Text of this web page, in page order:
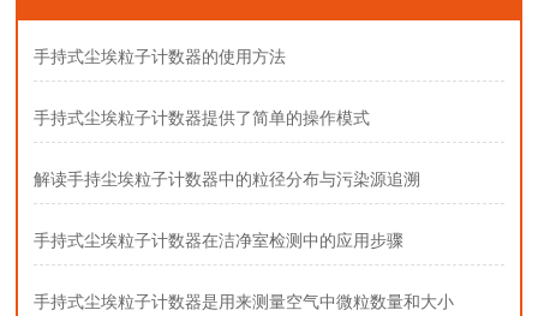
手持式尘埃粒子计数器的使用方法
手持式尘埃粒子计数器提供了简单的操作模式
解读手持尘埃粒子计数器中的粒径分布与污染源追溯
手持式尘埃粒子计数器在洁净室检测中的应用步骤
手持式尘埃粒子计数器是用来测量空气中微粒数量和大小